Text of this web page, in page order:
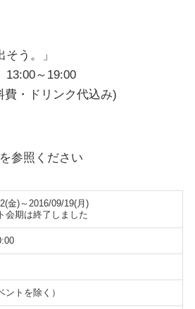
う。」
13:00～19:00
費・ドリンク代込み)
参照ください
金)～2016/09/19(月)
会期は終了しました
ントを除く）